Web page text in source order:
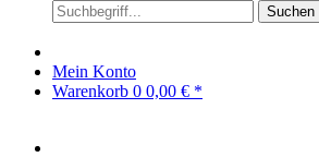
Suchen
Mein Konto
Warenkorb 0 0,00 € *